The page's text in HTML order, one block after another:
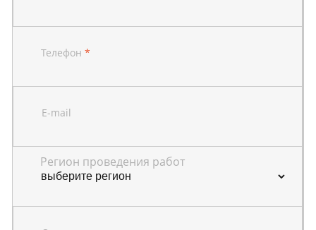
Телефон*
E-mail
Регион проведения работ